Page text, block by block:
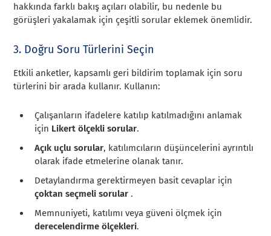
hakkında farklı bakış açıları olabilir, bu nedenle bu
görüşleri yakalamak için çeşitli sorular eklemek önemlidir.
3. Doğru Soru Türlerini Seçin
Etkili anketler, kapsamlı geri bildirim toplamak için soru
türlerini bir arada kullanır. Kullanın:
Çalışanların ifadelere katılıp katılmadığını anlamak
için Likert ölçekli sorular.
Açık uçlu sorular, katılımcıların düşüncelerini ayrıntılı
olarak ifade etmelerine olanak tanır.
Detaylandırma gerektirmeyen basit cevaplar için
çoktan seçmeli sorular .
Memnuniyeti, katılımı veya güveni ölçmek için
derecelendirme ölçekleri.